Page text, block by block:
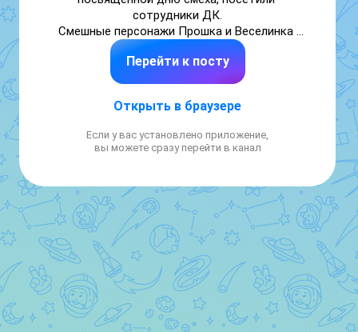
сотрудники ДК.
Смешные персонажи Прошка и Веселинка
развлекали детей весёлыми играми и
заводными танцами,а также объяснили
ребятам что в день 1 апреля принято
Перейти к посту
Открыть в браузере
Если у вас установлено приложение,
вы можете сразу перейти в канал